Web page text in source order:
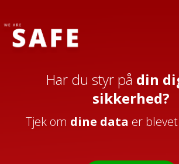
Har du styr på din
sikkerhed?
Tjek om dine data er